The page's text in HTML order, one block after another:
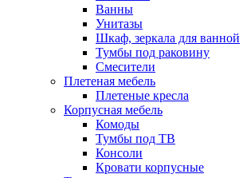
Ванны
Унитазы
Шкаф, зеркала для ванной
Тумбы под раковину
Смесители
Плетеная мебель
Плетеные кресла
Корпусная мебель
Комоды
Тумбы под ТВ
Консоли
Кровати корпусные